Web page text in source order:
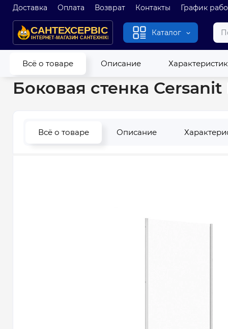
Доставка Оплата Возврат Контакты График
Каталог
Всё о товаре Описание
Главная Душевые кабины и гидробоксы Душевые двери и
Боковая стенка
Всё о товаре Описание